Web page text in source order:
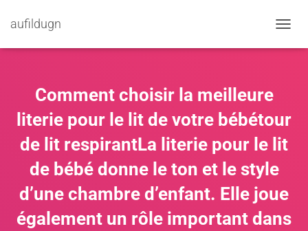
aufildugn
Comment choisir la meilleure
literie pour le lit de votre bébétour
de lit respirantLa literie pour le lit
de bébé donne le ton et le style
d’une chambre d’enfant. Elle joue
également un rôle important dans